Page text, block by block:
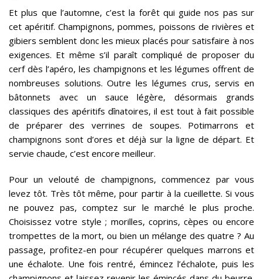
Et plus que l’automne, c’est la forêt qui guide nos pas sur
cet apéritif. Champignons, pommes, poissons de rivières et
gibiers semblent donc les mieux placés pour satisfaire à nos
exigences. Et même s’il paraît compliqué de proposer du
cerf dès l’apéro, les champignons et les légumes offrent de
nombreuses solutions. Outre les légumes crus, servis en
bâtonnets avec un sauce légère, désormais grands
classiques des apéritifs dînatoires, il est tout à fait possible
de préparer des verrines de soupes. Potimarrons et
champignons sont d’ores et déjà sur la ligne de départ. Et
servie chaude, c’est encore meilleur.
Pour un velouté de champignons, commencez par vous
levez tôt. Très tôt même, pour partir à la cueillette. Si vous
ne pouvez pas, comptez sur le marché le plus proche.
Choisissez votre style ; morilles, coprins, cèpes ou encore
trompettes de la mort, ou bien un mélange des quatre ? Au
passage, profitez-en pour récupérer quelques marrons et
une échalote. Une fois rentré, émincez l’échalote, puis les